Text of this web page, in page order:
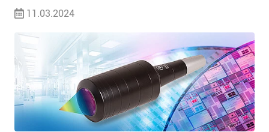
11.03.2024